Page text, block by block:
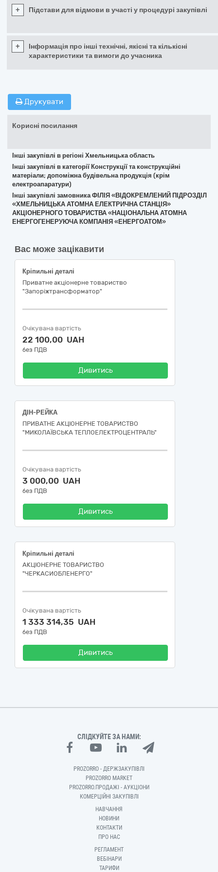
+ Підстави для відмови в участі у процедурі закупівлі
+
Інформація про інші технічні, якісні та кількісні
характеристики та вимоги до учасника
Друкувати
Корисні посилання
Інші закупівлі в регіоні Хмельницька область
Інші закупівлі в категорії Конструкції та конструкційні
матеріали; допоміжна будівельна продукція (крім
електроапаратури)
Інші закупівлі замовника ФІЛІЯ «ВІДОКРЕМЛЕНИЙ ПІДРОЗДІЛ
«ХМЕЛЬНИЦЬКА АТОМНА ЕЛЕКТРИЧНА СТАНЦІЯ»
АКЦІОНЕРНОГО ТОВАРИСТВА «НАЦІОНАЛЬНА АТОМНА
ЕНЕРГОГЕНЕРУЮЧА КОМПАНІЯ «ЕНЕРГОАТОМ»
Вас може зацікавити
Кріпильні деталі
Приватне акціонерне товариство
"Запоріжтрансформатор"
Очікувана вартість
22 100,00 UAH
без ПДВ
Дивитись
ДІН-РЕЙКА
ПРИВАТНЕ АКЦІОНЕРНЕ ТОВАРИСТВО
"МИКОЛАЇВСЬКА ТЕПЛОЕЛЕКТРОЦЕНТРАЛЬ"
Очікувана вартість
3 000,00 UAH
без ПДВ
Дивитись
Кріпильні деталі
АКЦІОНЕРНЕ ТОВАРИСТВО
"ЧЕРКАСИОБЛЕНЕРГО"
Очікувана вартість
1 333 314,35 UAH
без ПДВ
Дивитись
СЛІДКУЙТЕ ЗА НАМИ:
PROZORRO - ДЕРЖЗАКУПІВЛІ
PROZORRO MARKET
PROZORRO.ПРОДАЖІ - АУКЦІОНИ
КОМЕРЦІЙНІ ЗАКУПІВЛІ
НАВЧАННЯ
НОВИНИ
КОНТАКТИ
ПРО НАС
РЕГЛАМЕНТ
ВЕБІНАРИ
ТАРИФИ